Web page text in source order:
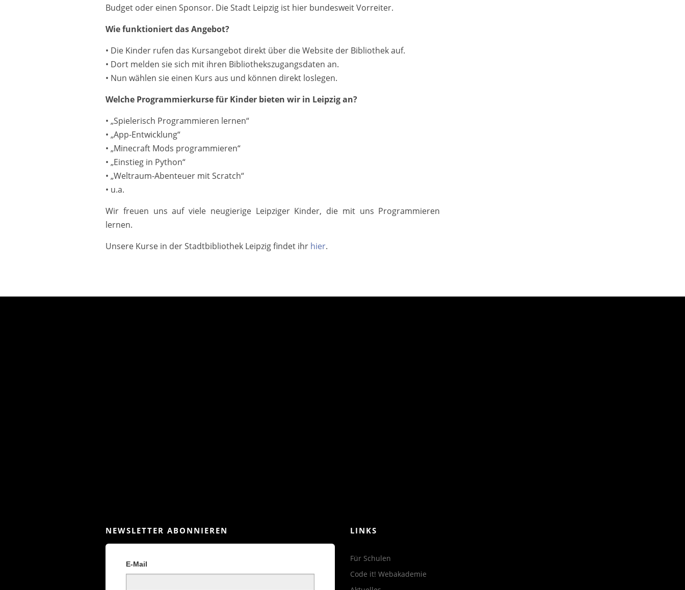
Budget oder einen Sponsor. Die Stadt Leipzig ist hier bundesweit Vorreiter.
Wie funktioniert das Angebot?
• Die Kinder rufen das Kursangebot direkt über die Website der Bibliothek auf.
• Dort melden sie sich mit ihren Bibliothekszugangsdaten an.
• Nun wählen sie einen Kurs aus und können direkt loslegen.
Welche Programmierkurse für Kinder bieten wir in Leipzig an?
• „Spielerisch Programmieren lernen“
• „App-Entwicklung“
• „Minecraft Mods programmieren“
• „Einstieg in Python“
• „Weltraum-Abenteuer mit Scratch“
• u.a.
Wir freuen uns auf viele neugierige Leipziger Kinder, die mit uns Programmieren
lernen.
Unsere Kurse in der Stadtbibliothek Leipzig findet ihr hier.
NEWSLETTER ABONNIEREN
E-Mail
LINKS
Für Schulen
Code it! Webakademie